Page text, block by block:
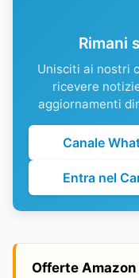
Rimani
Unisciti ai nostri
ricevere
aggiornamenti
Canale
Entra nel
Offerte